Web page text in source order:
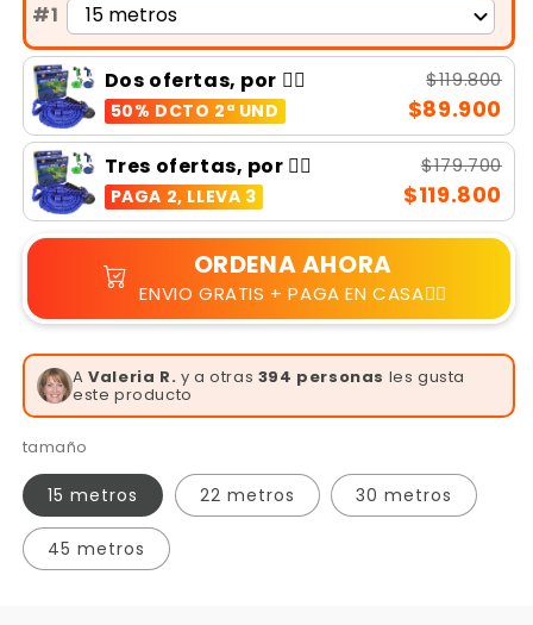
#1
Dos ofertas, por 👉🏻
50% DCTO 2ª UND
$119.800
$89.900
Tres ofertas, por 👉🏻
PAGA 2, LLEVA 3
$179.700
$119.800
ORDENA AHORA
ENVIO GRATIS + PAGA EN CASA👆🏻
A Valeria R. y a otras 394 personas les gusta
este producto
tamaño
15 metros 22 metros 30 metros
45 metros